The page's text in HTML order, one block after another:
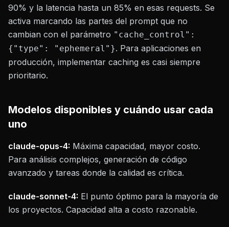
90% y la latencia hasta un 85% en esas requests. Se
activa marcando las partes del prompt que no
cambian con el parámetro "cache_control":
{"type": "ephemeral"}. Para aplicaciones en
producción, implementar caching es casi siempre
prioritario.
Modelos disponibles y cuándo usar cada
uno
claude-opus-4: Máxima capacidad, mayor costo.
Para análisis complejos, generación de código
avanzado y tareas donde la calidad es crítica.
claude-sonnet-4: El punto óptimo para la mayoría de
los proyectos. Capacidad alta a costo razonable.